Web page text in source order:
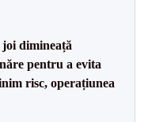
joi dimineață
pentru a evita
risc, operațiunea